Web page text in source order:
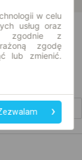
w celu
usług oraz
zgodnie z
zgodę
lub zmienić.